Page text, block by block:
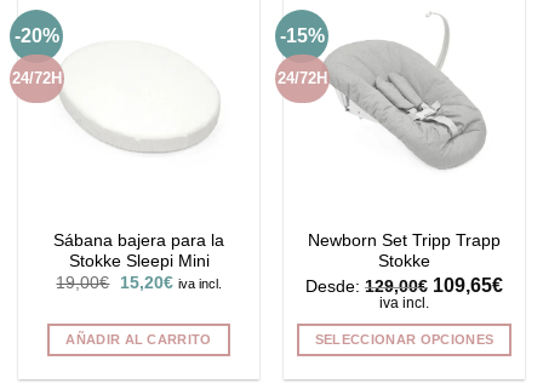
pueden
página
de
producto
múltiples
variantes.
Las
opciones
se
pueden
elegir
página
de
producto
-20%
24/72H
Sábana bajera para la
Stokke Sleepi Mini
19,00€
El
era:
19,00€.
15,20€El
es:
15,20€.
iva incl.
AÑADIR AL CARRITO
-15%
24/72H
Newborn Set Tripp Trapp
Stokke
Desde: 129,00€ 109,65€
iva incl.
SELECCIONAR OPCIONES